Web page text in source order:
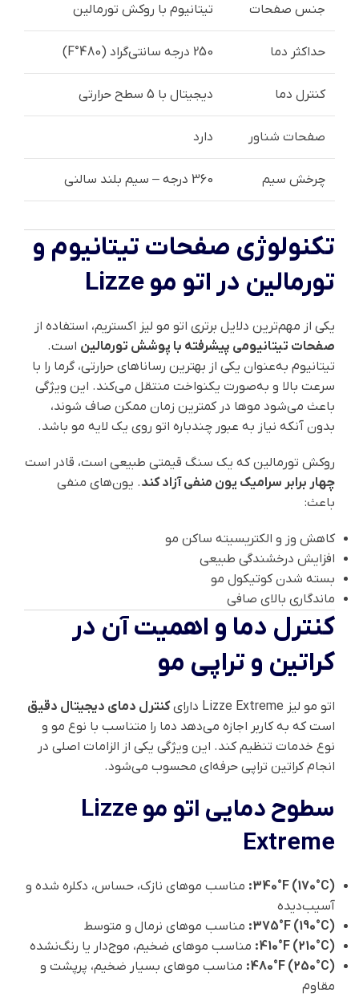
جنس صفحات تیتانیوم با روکش تورمالین
حداکثر دما 250 درجه سانتی‌گراد (480°F)
کنترل دما دیجیتال با 5 سطح حرارتی
صفحات شناور دارد
چرخش سیم 360 درجه – سیم بلند سالنی
تکنولوژی صفحات تیتانیوم و
تورمالین در اتو مو Lizze
یکی از مهم‌ترین دلایل برتری اتو مو لیز اکستریم، استفاده از
صفحات تیتانیومی پیشرفته با پوشش تورمالین است.
تیتانیوم به‌عنوان یکی از بهترین رساناهای حرارتی، گرما را با
سرعت بالا و به‌صورت یکنواخت منتقل می‌کند. این ویژگی
باعث می‌شود موها در کمترین زمان ممکن صاف شوند،
بدون آنکه نیاز به عبور چندباره اتو روی یک لایه مو باشد.
روکش تورمالین که یک سنگ قیمتی طبیعی است، قادر است
چهار برابر سرامیک یون منفی آزاد کند. یون‌های منفی
باعث:
کاهش وز و الکتریسیته ساکن مو
افزایش درخشندگی طبیعی
بسته شدن کوتیکول مو
ماندگاری بالای صافی
کنترل دما و اهمیت آن در
کراتین و تراپی مو
اتو مو لیز Lizze Extreme دارای
کنترل دمای دیجیتال دقیق
است که به کاربر اجازه می‌دهد دما را متناسب با نوع مو و
نوع خدمات تنظیم کند. این ویژگی یکی از الزامات اصلی در
انجام کراتین تراپی حرفه‌ای محسوب می‌شود.
سطوح دمایی اتو مو Lizze
Extreme
340°F (170°C): مناسب موهای نازک، حساس، دکلره شده و
آسیب‌دیده
375°F (190°C): مناسب موهای نرمال و متوسط
410°F (210°C): مناسب موهای ضخیم، موج‌دار یا رنگ‌نشده
480°F (250°C): مناسب موهای بسیار ضخیم، پرپشت و
مقاوم